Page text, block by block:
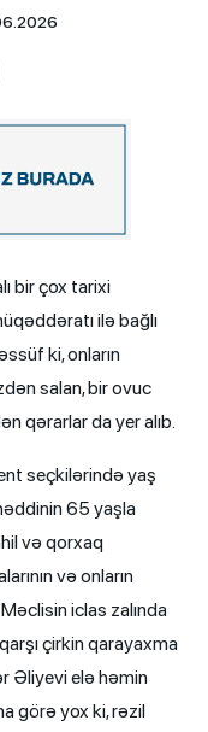
bir çox tarixi
ilə bağlı
ki, onların
salan, bir ovuc
qərarlar da yer alıb.
seçkilərində yaş
65 yaşla
və qorxaq
və onların
iclas zalında
çirkin qarayaxma
Əliyevi elə həmin
görə yox ki, rəzil